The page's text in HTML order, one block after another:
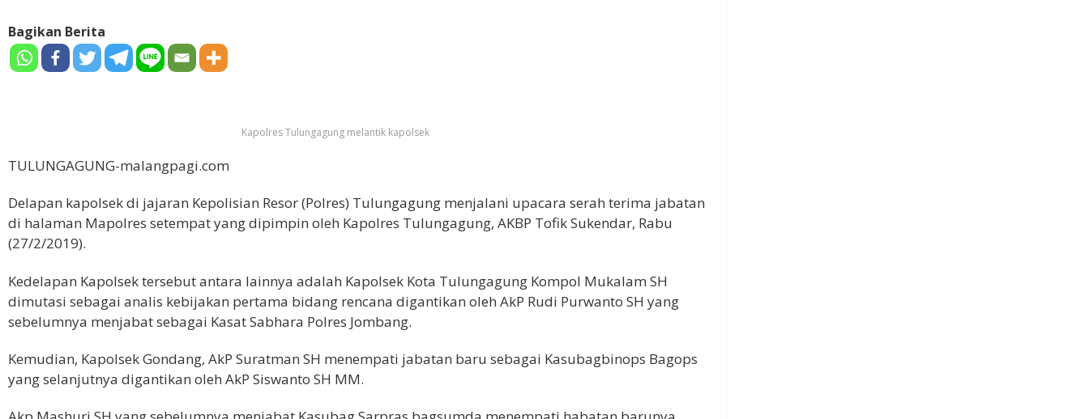
Bagikan Berita
Kapolres Tulungagung melantik kapolsek
TULUNGAGUNG-malangpagi.com
Delapan kapolsek di jajaran Kepolisian Resor (Polres) Tulungagung menjalani upacara serah terima jabatan
di halaman Mapolres setempat yang dipimpin oleh Kapolres Tulungagung, AKBP Tofik Sukendar, Rabu
(27/2/2019).
Kedelapan Kapolsek tersebut antara lainnya adalah​ Kapolsek Kota Tulungagung Kompol Mukalam SH
dimutasi sebagai analis kebijakan pertama bidang rencana digantikan oleh AkP Rudi Purwanto SH yang
sebelumnya menjabat sebagai Kasat Sabhara Polres Jombang.
Kemudian, Kapolsek Gondang, AkP Suratman SH menempati jabatan baru sebagai Kasubagbinops Bagops
yang selanjutnya digantikan oleh AkP Siswanto SH MM.